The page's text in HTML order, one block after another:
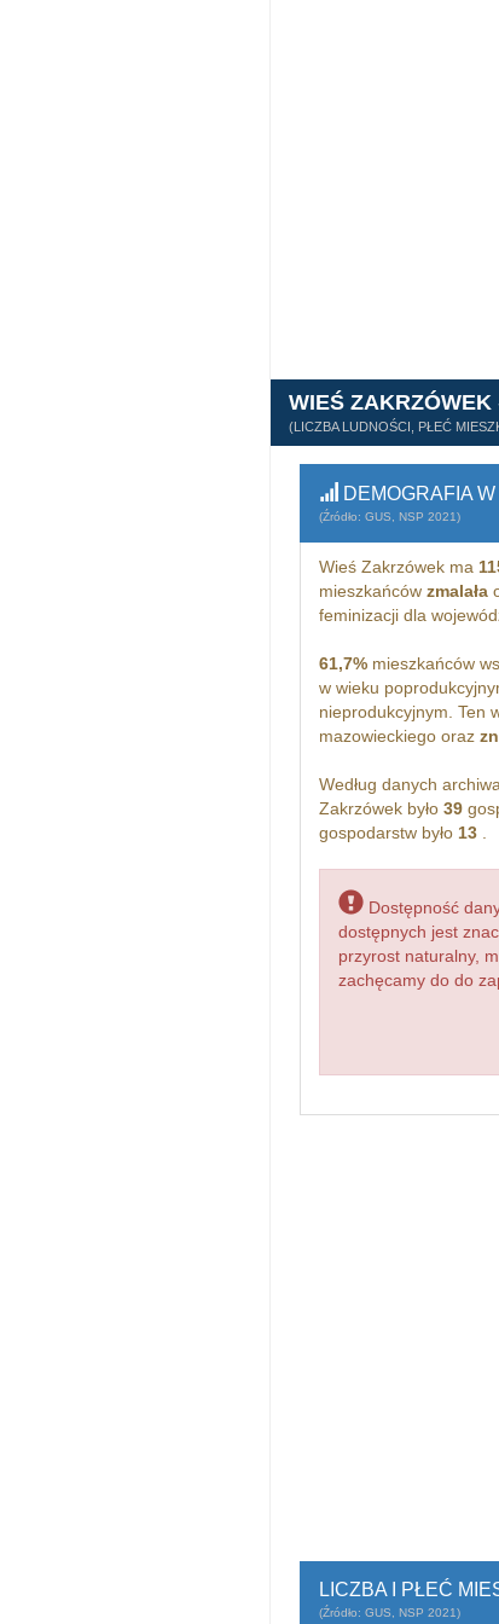
WIEŚ ZAKRZÓWEK
(LICZBA LUDNOŚCI, PŁEĆ
DEMOGRAFIA
(Źródło: GUS, NSP 2021)
Wieś Zakrzówek ma
mieszkańców zmalała
feminizacji dla
61,7%mieszkańców
w wieku
nieprodukcyjnym. Ten
mazowieckiego oraz
Według danych
Zakrzówek było 39
gospodarstw było 13.
Dostępność
dostępnych jest
przyrost naturalny,
zachęcamy do do
LICZBA I PŁEĆ
(Źródło: GUS, NSP 2021)